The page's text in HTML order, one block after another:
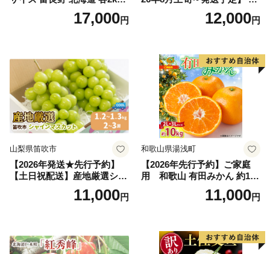
～2.6kg 2玉 セット ファーム
富良野 メロン めろん 果物 く
17,000円
行予約 「浅間水蜜桃プレミ
アム」 もも あかつき 秀品 約
果肉 長野県産 小諸市
12,000円
山梨県笛吹市
【2026年発送★先行予約】
【土日祝配送】産地厳選シャ
インマスカット1.2kg～1.3kg
（2房～3房）※沖縄・離島配
笛吹市 山梨県 フルーツ 果物
ぶどう 葡萄 大粒 シャインマ
11,000円
和歌山県湯浅町
【2026年先行予約】ご家庭
用 和歌山 有田みかん 約10k
g (2L、3Lサイズ)【湯浅町】
11,000円